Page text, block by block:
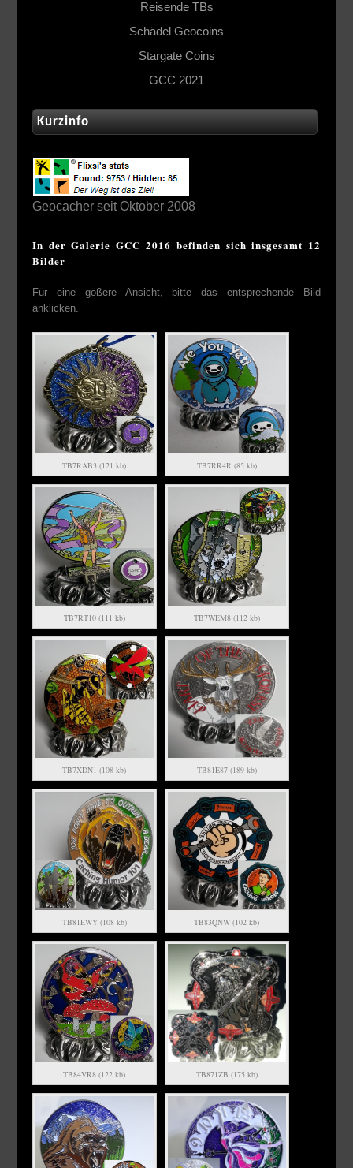
Reisende TBs
Schädel Geocoins
Stargate Coins
GCC 2021
Kurzinfo
Geocacher seit Oktober 2008
In der Galerie GCC 2016 befinden sich insgesamt 12
Bilder
Für eine gößere Ansicht, bitte das entsprechende Bild
anklicken.
TB7RAB3 (121 kb) TB7RR4R (85 kb)
TB7RT10 (111 kb) TB7WEM8 (112 kb)
TB7XDN1 (108 kb) TB81E87 (189 kb)
TB81EWY (108 kb) TB83QNW (102 kb)
TB84VR8 (122 kb) TB871ZB (175 kb)